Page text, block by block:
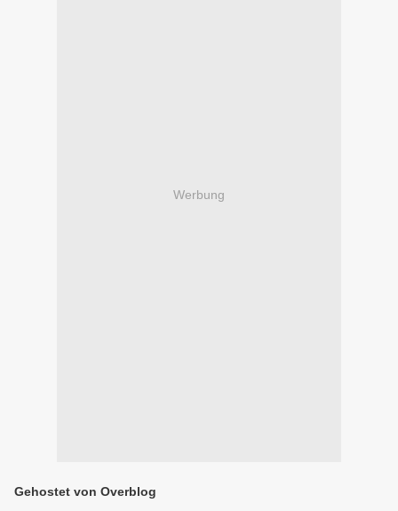
Werbung
Gehostet von Overblog